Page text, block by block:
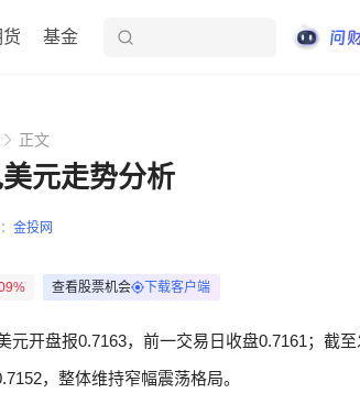
基金
正文
元走势分析
金投网
查看股票机会 下载客户端
元开盘报0.7163，前一交易日收盘0.7161；截至
，整体维持窄幅震荡格局。